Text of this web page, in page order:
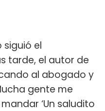
siguió el
tarde, el autor de
al abogado y
gente me
‘Un saludito